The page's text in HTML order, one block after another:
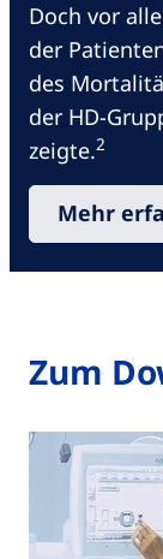
Doch vor
der
des
der HD-
zeigte.2
Mehr
Zum